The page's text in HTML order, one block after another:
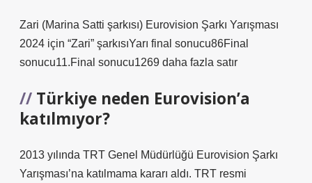
Zari (Marina Satti şarkısı) Eurovision Şarkı Yarışması
2024 için “Zari” şarkısıYarı final sonucu86Final
sonucu11.Final sonucu1269 daha fazla satır
Türkiye neden Eurovision’a
katılmıyor?
2013 yılında TRT Genel Müdürlüğü Eurovision Şarkı
Yarışması’na katılmama kararı aldı. TRT resmi